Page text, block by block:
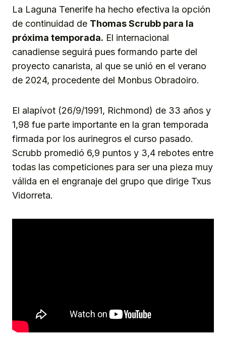
La Laguna Tenerife ha hecho efectiva la opción
de continuidad de Thomas Scrubb para la
próxima temporada. El internacional
canadiense seguirá pues formando parte del
proyecto canarista, al que se unió en el verano
de 2024, procedente del Monbus Obradoiro.
El alapívot (26/9/1991, Richmond) de 33 años y
1,98 fue parte importante en la gran temporada
firmada por los aurinegros el curso pasado.
Scrubb promedió 6,9 puntos y 3,4 rebotes entre
todas las competiciones para ser una pieza muy
válida en el engranaje del grupo que dirige Txus
Vidorreta.